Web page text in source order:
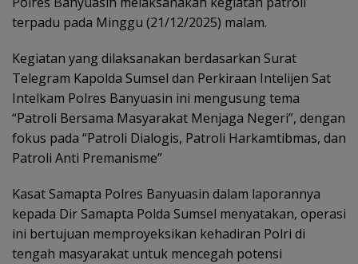
terpadu pada Minggu (21/12/2025) malam.
Kegiatan yang dilaksanakan berdasarkan Surat
Telegram Kapolda Sumsel dan Perkiraan Intelijen Sat
Intelkam Polres Banyuasin ini mengusung tema
“Patroli Bersama Masyarakat Menjaga Negeri”, dengan
fokus pada “Patroli Dialogis, Patroli Harkamtibmas, dan
Patroli Anti Premanisme”
Kasat Samapta Polres Banyuasin dalam laporannya
kepada Dir Samapta Polda Sumsel menyatakan, operasi
ini bertujuan memproyeksikan kehadiran Polri di
tengah masyarakat untuk mencegah potensi